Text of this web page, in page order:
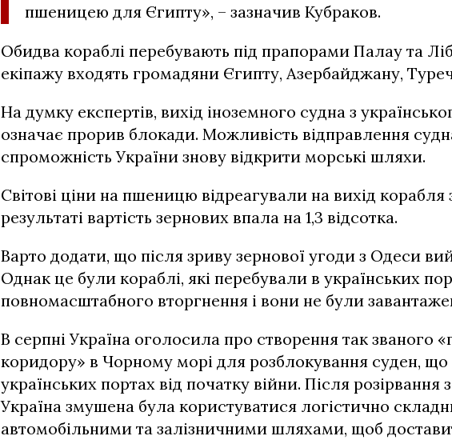
пшеницею для Єгипту», – зазначив Кубраков.
Обидва кораблі перебувають під прапорами Палау та
екіпажу входять громадяни Єгипту, Азербайджану,
На думку експертів, вихід іноземного судна з
означає прорив блокади. Можливість відправлення
спроможність України знову відкрити морські шляхи.
Світові ціни на пшеницю відреагували на вихід
результаті вартість зернових впала на 1,3 відсотка.
Варто додати, що після зриву зернової угоди з Одеси
Однак це були кораблі, які перебували в українських
повномасштабного вторгнення і вони не були
В серпні Україна оголосила про створення так званого
коридору» в Чорному морі для розблокування суден, що
українських портах від початку війни. Після розірвання
Україна змушена була користуватися логістично
автомобільними та залізничними шляхами, щоб